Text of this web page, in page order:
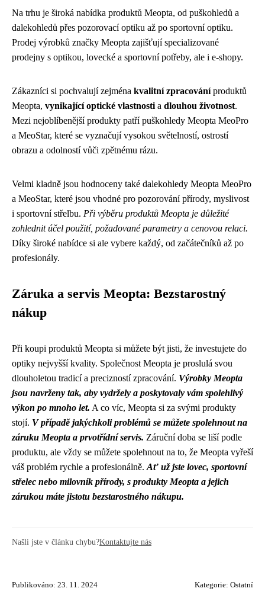
Na trhu je široká nabídka produktů Meopta, od puškohledů a
dalekohledů přes pozorovací optiku až po sportovní optiku.
Prodej výrobků značky Meopta zajišťují specializované
prodejny s optikou, lovecké a sportovní potřeby, ale i e-shopy.
Zákazníci si pochvalují zejména kvalitní zpracováníproduktů
Meopta, vynikající optické vlastnosti a dlouhou životnost.
Mezi nejoblíbenější produkty patří puškohledy Meopta MeoPro
a MeoStar, které se vyznačují vysokou světelností, ostrostí
obrazu a odolností vůči zpětnému rázu.
Velmi kladně jsou hodnoceny také dalekohledy Meopta MeoPro
a MeoStar, které jsou vhodné pro pozorování přírody, myslivost
i sportovní střelbu. Při výběru produktů Meopta je důležité
zohlednit účel použití, požadované parametry a cenovou relaci.
Díky široké nabídce si ale vybere každý, od začátečníků až po
profesionály.
Záruka a servis Meopta: Bezstarostný
nákup
Při koupi produktů Meopta si můžete být jisti, že investujete do
optiky nejvyšší kvality. Společnost Meopta je proslulá svou
dlouholetou tradicí a precizností zpracování. Výrobky Meopta
jsou navrženy tak, aby vydržely a poskytovaly vám spolehlivý
výkon po mnoho let. A co víc, Meopta si za svými produkty
stojí. V případě jakýchkoli problémů se můžete spolehnout na
záruku Meopta a prvotřídní servis. Záruční doba se liší podle
produktu, ale vždy se můžete spolehnout na to, že Meopta vyřeší
váš problém rychle a profesionálně. Ať už jste lovec, sportovní
střelec nebo milovník přírody, s produkty Meopta a jejich
zárukou máte jistotu bezstarostného nákupu.
Našli jste v článku chybu?Kontaktujte nás
Publikováno: 23. 11. 2024 Kategorie: Ostatní